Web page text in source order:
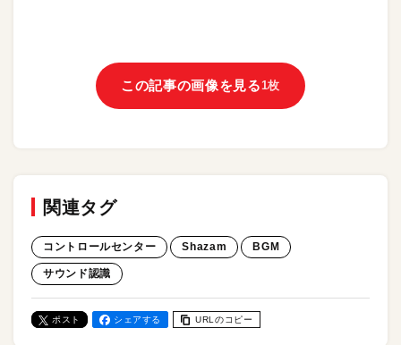
この記事の画像を見る1枚
関連タグ
コントロールセンター Shazam BGM
サウンド認識
ポスト シェアする URLのコピー